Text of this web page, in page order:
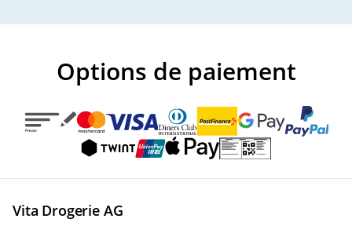
Options de paiement
Vita Drogerie AG